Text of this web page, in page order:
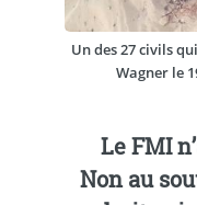
Un des 27 civils
Wagner le
Le FMI
Non au